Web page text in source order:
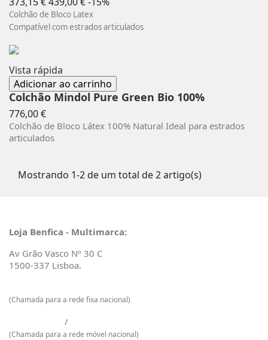
normal
Colchão de Bloco Latex
Compatível com estrados articulados
Vista rápida
Adicionar ao carrinho
Colchão Mindol Pure Green Bio 100%
776,00 €Preço
Colchão de Bloco Látex 100% Natural Ideal para estrados
articulados
Mostrando 1-2 de um total de 2 artigo(s)
Loja Benfica - Multimarca:
Av Grão Vasco Nº 30 C
1500-337 Lisboa.
(Chamada para a rede fixa nacional)
/
(Chamada para a rede móvel nacional)